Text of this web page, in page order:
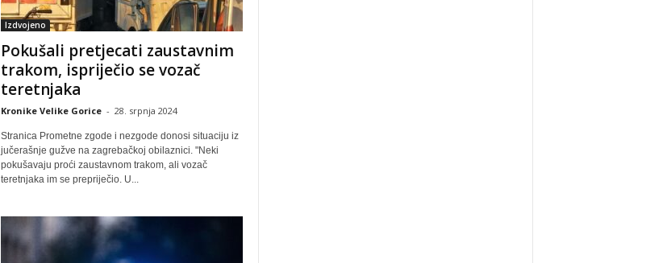
Izdvojeno
Pokušali pretjecati zaustavnim
trakom, ispriječio se vozač
teretnjaka
Kronike Velike Gorice - 28. srpnja 2024
Stranica Prometne zgode i nezgode donosi situaciju iz
jučerašnje gužve na zagrebačkoj obilaznici. "Neki
pokušavaju proći zaustavnom trakom, ali vozač
teretnjaka im se prepriječio. U...